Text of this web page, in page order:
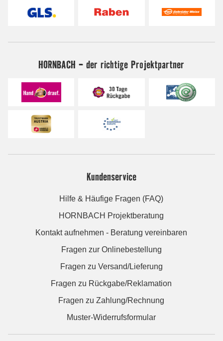
HORNBACH - der richtige Projektpartner
Kundenservice
Hilfe & Häufige Fragen (FAQ)
HORNBACH Projektberatung
Kontakt aufnehmen - Beratung vereinbaren
Fragen zur Onlinebestellung
Fragen zu Versand/Lieferung
Fragen zu Rückgabe/Reklamation
Fragen zu Zahlung/Rechnung
Muster-Widerrufsformular